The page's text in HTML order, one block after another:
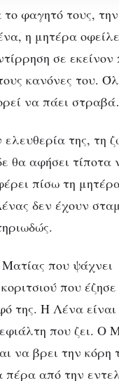
το φαγητό τους, την
η μητέρα
σε
κανόνες του.
να πάει
της, τη
θα αφήσει τίποτα
πίσω τη
δεν έχουν
που ψάχνει
που έζησε
της. Η Λένα είναι
που ζει. Ο
να βρει την κόρη
πέρα από την